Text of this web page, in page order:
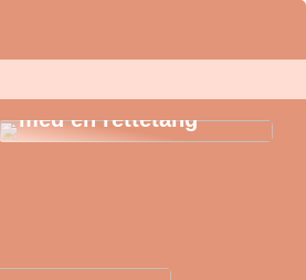
Style håret i sommer
med en rettetang